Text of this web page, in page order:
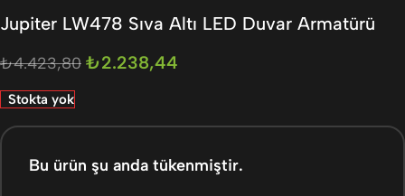
Jupiter LW478 Sıva Altı LED Duvar Armatürü
₺4.423,80 ₺2.238,44
Stokta yok
Bu ürün şu anda tükenmiştir.